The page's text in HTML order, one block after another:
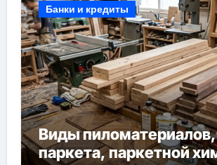
Банки и кредиты
Виды пиломатериалов,
паркета, паркетной